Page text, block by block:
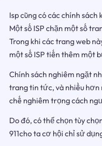
Isp cũng có các chính
Một số ISP chặn một số
Trong khi các trang web
một số ISP tiến thêm một
Chính sách nghiêm ngặt
trang tin tức, và nhiều hơn
chế nghiêm trọng cách
Do đó, có thể chọn tùy
911cho ta cơ hội chỉ sử